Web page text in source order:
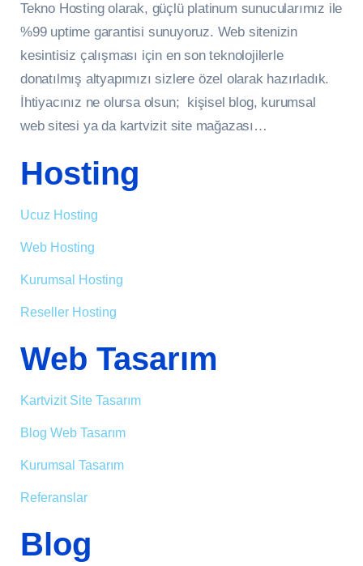
Tekno Hosting olarak, güçlü platinum sunucularımız ile
%99 uptime garantisi sunuyoruz. Web sitenizin
kesintisiz çalışması için en son teknolojilerle
donatılmış altyapımızı sizlere özel olarak hazırladık.
İhtiyacınız ne olursa olsun; kişisel blog, kurumsal
web sitesi ya da kartvizit site mağazası…
Hosting
Ucuz Hosting
Web Hosting
Kurumsal Hosting
Reseller Hosting
Web Tasarım
Kartvizit Site Tasarım
Blog Web Tasarım
Kurumsal Tasarım
Referanslar
Blog